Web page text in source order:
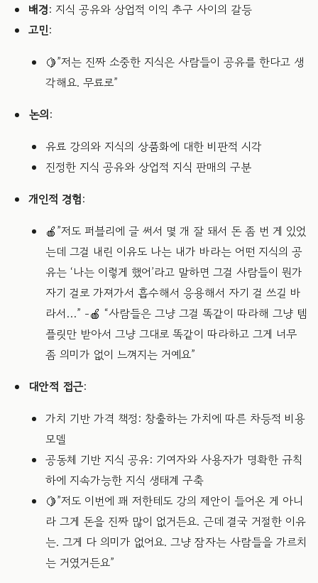
배경: 지식 공유와 상업적 이익 추구 사이의 갈등
고민:
🍋”저는 진짜 소중한 지식은 사람들이 공유를 한다고 생
각해요. 무료로”
논의:
유료 강의와 지식의 상품화에 대한 비판적 시각
진정한 지식 공유와 상업적 지식 판매의 구분
개인적 경험:
🍎”저도 퍼블리에 글 써서 몇 개 잘 돼서 돈 좀 번 게 있었
는데 그걸 내린 이유도 나는 내가 바라는 어떤 지식의 공
유는 ‘나는 이렇게 했어’라고 말하면 그걸 사람들이 뭔가
자기 걸로 가져가서 흡수해서 응용해서 자기 걸 쓰길 바
라서…” -🍎 “사람들은 그냥 그걸 똑같이 따라해 그냥 템
플릿만 받아서 그냥 그대로 똑같이 따라하고 그게 너무
좀 의미가 없이 느껴지는 거예요”
대안적 접근:
가치 기반 가격 책정: 창출하는 가치에 따른 차등적 비용
모델
공동체 기반 지식 공유: 기여자와 사용자가 명확한 규칙
하에 지속가능한 지식 생태계 구축
🍋”저도 이번에 꽤 저한테도 강의 제안이 들어온 게 아니
라 그게 돈을 진짜 많이 없거든요. 근데 결국 거절한 이유
는. 그게 다 의미가 없어요. 그냥 잠자는 사람들을 가르치
는 거였거든요”